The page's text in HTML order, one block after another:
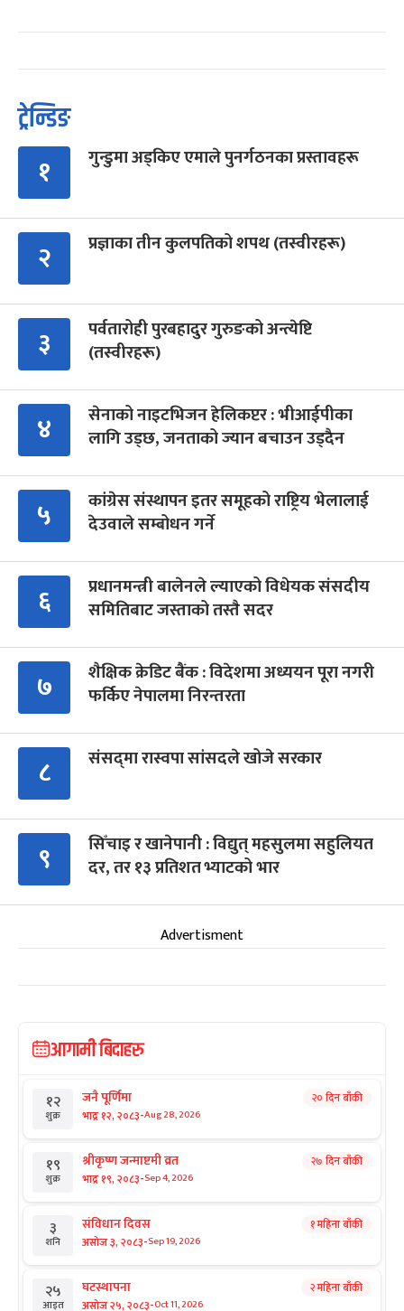
ट्रेन्डिङ
१ गुन्डुमा अड्किए एमाले पुनर्गठनका प्रस्तावहरू
२ प्रज्ञाका तीन कुलपतिको शपथ (तस्वीरहरू)
३
पर्वतारोही पुरबहादुर गुरुङको अन्त्येष्टि
(तस्वीरहरू)
४
सेनाको नाइटभिजन हेलिकप्टर : भीआईपीका
लागि उड्छ, जनताको ज्यान बचाउन उड्दैन
५
कांग्रेस संस्थापन इतर समूहको राष्ट्रिय भेलालाई
देउवाले सम्बोधन गर्ने
६
प्रधानमन्त्री बालेनले ल्याएको विधेयक संसदीय
समितिबाट जस्ताको तस्तै सदर
७
शैक्षिक क्रेडिट बैंक : विदेशमा अध्ययन पूरा नगरी
फर्किए नेपालमा निरन्तरता
८ संसद्‍मा रास्वपा सांसदले खोजे सरकार
९
सिँचाइ र खानेपानी : विद्युत् महसुलमा सहुलियत
दर, तर १३ प्रतिशत भ्याटको भार
Advertisment
आगामी बिदाहरु
१२
शुक्र
जनै पूर्णिमा
भाद्र १२, २०८३-Aug 28, 2026
२० दिन बाँकी
१९
शुक्र
श्रीकृष्ण जन्माष्टमी व्रत
भाद्र १९, २०८३-Sep 4, 2026
२७ दिन बाँकी
३
शनि
संविधान दिवस
असोज ३, २०८३-Sep 19, 2026
१ महिना बाँकी
२५
आइत
घटस्थापना
असोज २५, २०८३-Oct 11, 2026
२ महिना बाँकी